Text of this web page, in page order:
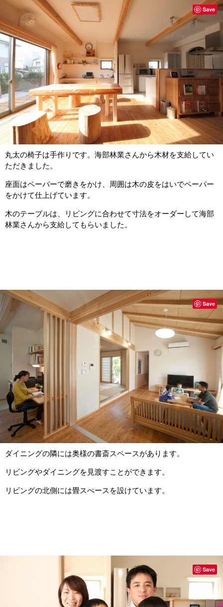
丸太の椅子は手作りです。海部林業さんから木材を支給してい
ただきました。
座面はペーパーで磨きをかけ、周囲は木の皮をはいでペーパー
をかけて仕上げています。
木のテーブルは、リビングに合わせて寸法をオーダーして海部
林業さんから支給してもらいました。
Save
ダイニングの隣には奥様の書斎スペースがあります。
リビングやダイニングを見渡すことができます。
リビングの北側には畳スぺースを設けています。
Save
Save